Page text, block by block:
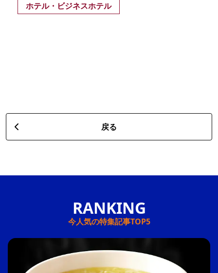
ホテル・ビジネスホテル
戻る
今人気の特集記事TOP5